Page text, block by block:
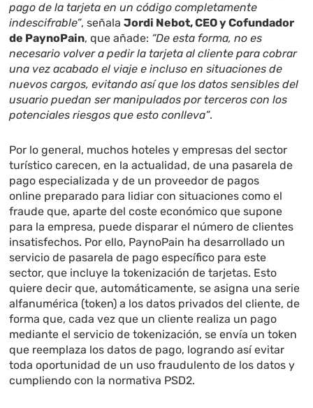
pago de la tarjeta en un código completamente
indescifrable”, señalaJordi Nebot, CEO y Cofundador
de PaynoPain, que añade: “De esta forma, no es
necesario volver a pedir la tarjeta al cliente para cobrar
una vez acabado el viaje e incluso en situaciones de
nuevos cargos, evitando así que los datos sensibles del
usuario puedan ser manipulados por terceros con los
potenciales riesgos que esto conlleva”.
Por lo general, muchos hoteles y empresas del sector
turístico carecen, en la actualidad, de una pasarela de
pago especializada y de un proveedor de pagos
online preparado para lidiar con situaciones como el
fraude que, aparte del coste económico que supone
para la empresa, puede disparar el número de clientes
insatisfechos. Por ello, PaynoPain ha desarrollado un
servicio de pasarela de pago específico para este
sector, que incluye la tokenización de tarjetas. Esto
quiere decir que, automáticamente, se asigna una serie
alfanumérica (token) a los datos privados del cliente, de
forma que, cada vez que un cliente realiza un pago
mediante el servicio de tokenización, se envía un token
que reemplaza los datos de pago, logrando así evitar
toda oportunidad de un uso fraudulento de los datos y
cumpliendo con la normativa PSD2.